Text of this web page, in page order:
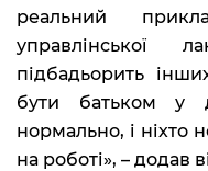
реальний
підбадьорить
бути батьком у
нормально, і ніхто
на роботі», – додав